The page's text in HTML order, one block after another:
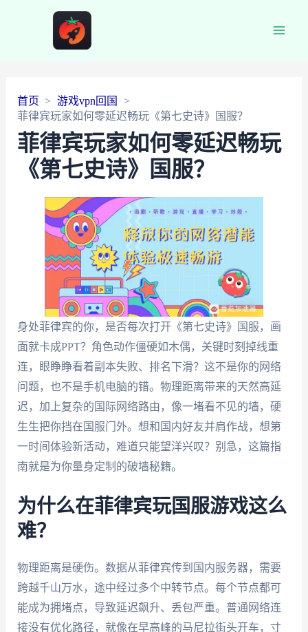
首页
游戏vpn回国
菲律宾玩家如何零延迟畅玩《第七史诗》国服？
菲律宾玩家如何零延迟畅玩
《第七史诗》国服？
身处菲律宾的你，是否每次打开《第七史诗》国服，画
面就卡成PPT？角色动作僵硬如木偶，关键时刻掉线重
连，眼睁睁看着副本失败、排名下滑？这不是你的网络
问题，也不是手机电脑的错。物理距离带来的天然高延
迟，加上复杂的国际网络路由，像一堵看不见的墙，硬
生生把你挡在国服门外。想和国内好友并肩作战，想第
一时间体验新活动，难道只能望洋兴叹？别急，这篇指
南就是为你量身定制的破墙秘籍。
为什么在菲律宾玩国服游戏这么
难？
物理距离是硬伤。数据从菲律宾传到国内服务器，需要
跨越千山万水，途中经过多个中转节点。每个节点都可
能成为拥堵点，导致延迟飙升、丢包严重。普通网络连
接没有优化路径，就像在早高峰的马尼拉街头开车，寸